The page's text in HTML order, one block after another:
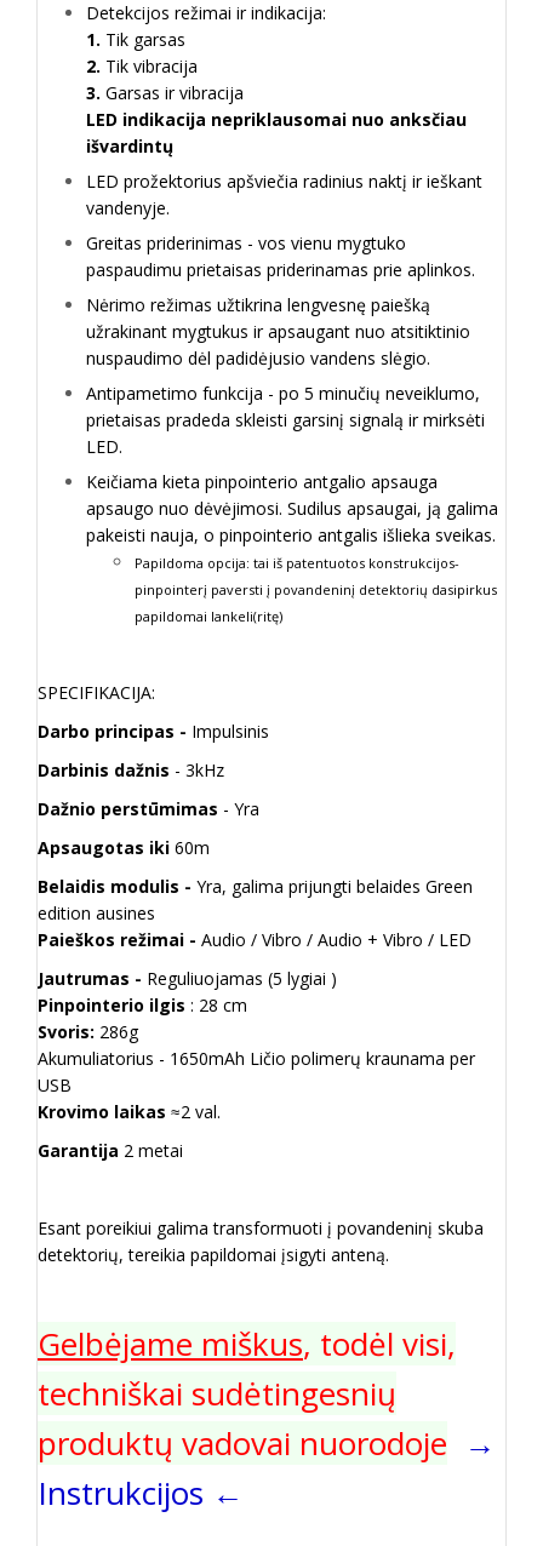
Detekcijos režimai ir indikacija:
1. Tik garsas
2. Tik vibracija
3. Garsas ir vibracija
LED indikacija nepriklausomai nuo anksčiau
išvardintų
LED prožektorius apšviečia radinius naktį ir ieškant
vandenyje.
Greitas priderinimas - vos vienu mygtuko
paspaudimu prietaisas priderinamas prie aplinkos.
Nėrimo režimas užtikrina lengvesnę paiešką
užrakinant mygtukus ir apsaugant nuo atsitiktinio
nuspaudimo dėl padidėjusio vandens slėgio.
Antipametimo funkcija - po 5 minučių neveiklumo,
prietaisas pradeda skleisti garsinį signalą ir mirksėti
LED.
Keičiama kieta pinpointerio antgalio apsauga
apsaugo nuo dėvėjimosi. Sudilus apsaugai, ją galima
pakeisti nauja, o pinpointerio antgalis išlieka sveikas.
Papildoma opcija: tai iš patentuotos konstrukcijos-
pinpointerį paversti į povandeninį detektorių dasipirkus
papildomai lankeli(ritę)
SPECIFIKACIJA:
Darbo principas - Impulsinis
Darbinis dažnis - 3kHz
Dažnio perstūmimas - Yra
Apsaugotas iki 60m
Belaidis modulis - Yra, galima prijungti belaides Green
edition ausines
Paieškos režimai - Audio / Vibro / Audio + Vibro / LED
Jautrumas - Reguliuojamas (5 lygiai )
Pinpointerio ilgis : 28 cm
Svoris: 286g
Akumuliatorius - 1650mAh Ličio polimerų kraunama per
USB
Krovimo laikas ≈2 val.
Garantija 2 metai
Esant poreikiui galima transformuoti į povandeninį skuba
detektorių, tereikia papildomai įsigyti anteną.
Gelbėjame miškus, todėl visi,
techniškai sudėtingesnių
produktų vadovai nuorodoje →
Instrukcijos ←